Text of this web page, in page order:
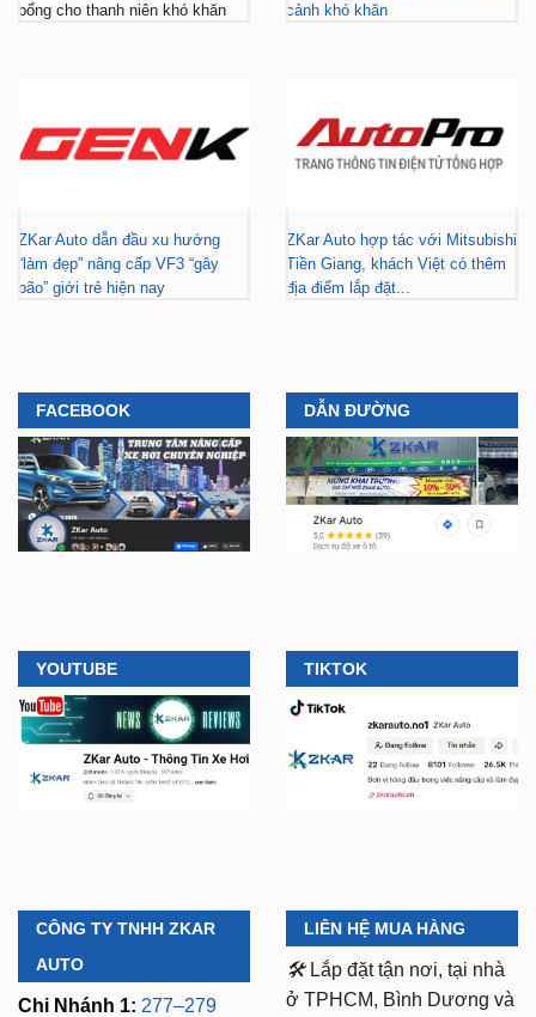
bổng cho thanh niên khó khăn
cảnh khó khăn
ZKar Auto dẫn đầu xu hướng
“làm đẹp” nâng cấp VF3 “gây
bão” giới trẻ hiện nay
ZKar Auto hợp tác với Mitsubishi
Tiền Giang, khách Việt có thêm
địa điểm lắp đặt...
FACEBOOK DẪN ĐƯỜNG
YOUTUBE TIKTOK
CÔNG TY TNHH ZKAR
AUTO
Chi Nhánh 1: 277–279
LIÊN HỆ MUA HÀNG
🛠️ Lắp đặt tận nơi, tại nhà
ở TPHCM, Bình Dương và